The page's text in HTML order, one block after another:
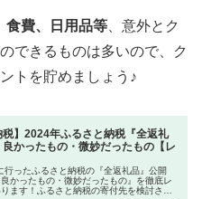
食費、日用品等 、意外とク
できるものは多いので、ク
トを貯めましょう♪
税】2024年ふるさと納税『全返礼
かったもの・微妙だったもの【レ
行ったふるさと納税の『全返礼品』公開
かったもの・微妙だったもの』を徹底レ
ます！ふるさと納税の寄付先を検討され